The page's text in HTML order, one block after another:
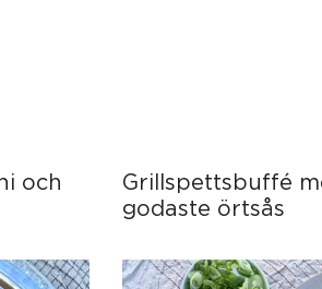
och
Grillspettsbuffé
godaste örtsås